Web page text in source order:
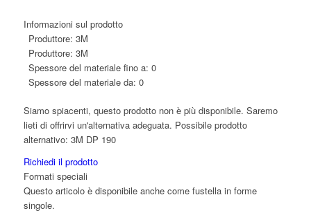
Informazioni sul prodotto
Produttore: 3M
Produttore: 3M
Spessore del materiale fino a: 0
Spessore del materiale da: 0
Siamo spiacenti, questo prodotto non è più disponibile. Saremo
lieti di offrirvi un'alternativa adeguata. Possibile prodotto
alternativo: 3M DP 190
Richiedi il prodotto
Formati speciali
Questo articolo è disponibile anche come fustella in forme
singole.